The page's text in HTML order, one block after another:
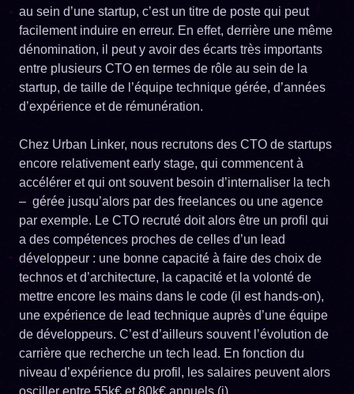
au sein d’une startup, c’est un titre de poste qui peut
facilement induire en erreur. En effet, derrière une même
dénomination, il peut y avoir des écarts très importants
entre plusieurs CTO en termes de rôle au sein de la
startup, de taille de l’équipe technique gérée, d’années
d’expérience et de rémunération.
Chez Urban Linker, nous recrutons des CTO de startups
encore relativement early stage, qui commencent à
accélérer et qui ont souvent besoin d’internaliser la tech
– gérée jusqu’alors par des freelances ou une agence
par exemple. Le CTO recruté doit alors être un profil qui
a des compétences proches de celles d’un lead
développeur : une bonne capacité à faire des choix de
technos et d’architecture, la capacité et la volonté de
mettre encore les mains dans le code (il est hands-on),
une expérience de lead technique auprès d’une équipe
de développeurs. C’est d’ailleurs souvent l’évolution de
carrière que recherche un tech lead. En fonction du
niveau d’expérience du profil, les salaires peuvent alors
osciller entre 55k€ et 80k€ annuels (i).